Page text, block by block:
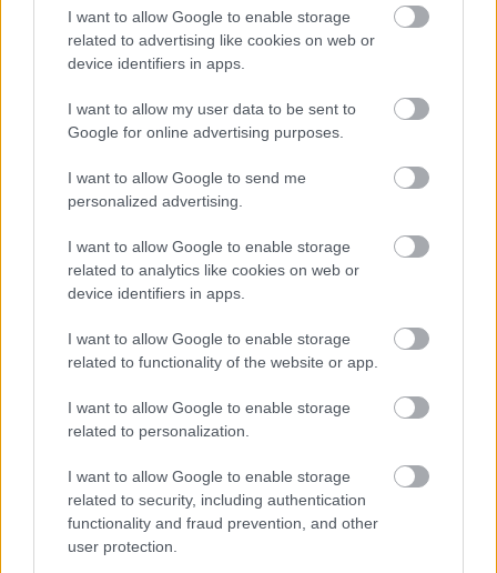
I want to allow Google to enable storage
related to advertising like cookies on web or
device identifiers in apps.
I want to allow my user data to be sent to
Google for online advertising purposes.
I want to allow Google to send me
personalized advertising.
I want to allow Google to enable storage
related to analytics like cookies on web or
device identifiers in apps.
I want to allow Google to enable storage
related to functionality of the website or app.
I want to allow Google to enable storage
related to personalization.
I want to allow Google to enable storage
related to security, including authentication
functionality and fraud prevention, and other
user protection.
Meccs Center
Paris Saint-Germain
Manchester United
Felkészülési szezon 4. mérkőzés
2026-08-08 17:00
Leeds UnitedvsManchester United2026-08-12 20:30